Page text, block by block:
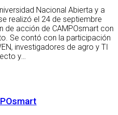
Nacional Abierta y a
realizó el 24 de septiembre
de acción de CAMPOsmart con
Se contó con la participación
investigadores de agro y TI
y…